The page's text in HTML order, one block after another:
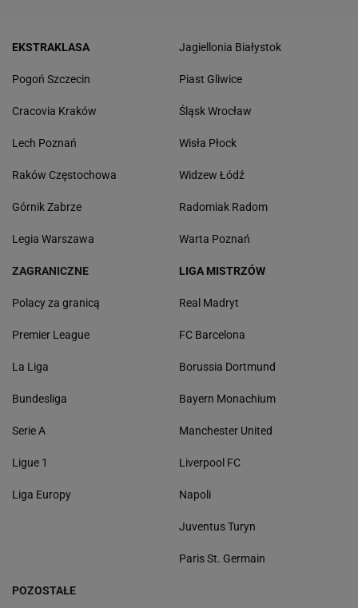
EKSTRAKLASA
Pogoń Szczecin
Cracovia Kraków
Lech Poznań
Raków Częstochowa
Górnik Zabrze
Legia Warszawa
Jagiellonia Białystok
Piast Gliwice
Śląsk Wrocław
Wisła Płock
Widzew Łódź
Radomiak Radom
Warta Poznań
ZAGRANICZNE
Polacy za granicą
Premier League
La Liga
Bundesliga
Serie A
Ligue 1
Liga Europy
LIGA MISTRZÓW
Real Madryt
FC Barcelona
Borussia Dortmund
Bayern Monachium
Manchester United
Liverpool FC
Napoli
Juventus Turyn
Paris St. Germain
POZOSTAŁE